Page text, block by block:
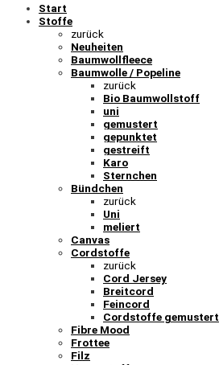
Start
Stoffe
zurück
Neuheiten
Baumwollfleece
Baumwolle / Popeline
zurück
Bio Baumwollstoff
uni
gemustert
gepunktet
gestreift
Karo
Sternchen
Bündchen
zurück
Uni
meliert
Canvas
Cordstoffe
zurück
Cord Jersey
Breitcord
Feincord
Cordstoffe gemustert
Fibre Mood
Frottee
Filz